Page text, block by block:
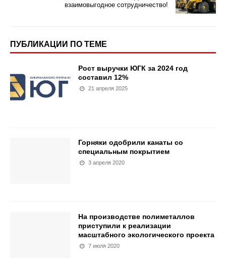
взаимовыгодное сотрудничество!
ПУБЛИКАЦИИ ПО ТЕМЕ
Рост выручки ЮГК за 2024 год
составил 12%
21 апреля 2025
Горняки одобрили канаты со
специальным покрытием
3 апреля 2020
На производстве полиметаллов
приступили к реализации
масштабного экологического проекта
7 июля 2020